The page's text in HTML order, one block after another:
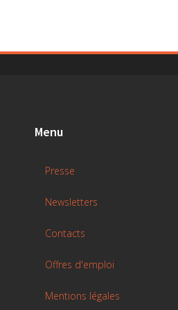
Menu
Presse
Newsletters
Contacts
Offres d'emploi
Mentions légales